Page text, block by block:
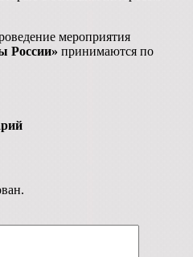
мероприятия
России» принимаются по